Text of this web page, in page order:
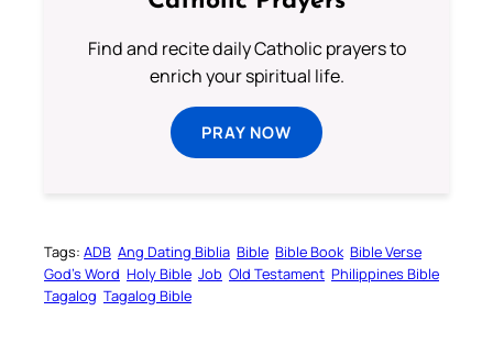
Find and recite daily Catholic prayers to
enrich your spiritual life.
PRAY NOW
Tags: ADB Ang Dating Biblia Bible Bible Book Bible Verse
God’s Word Holy Bible Job Old Testament Philippines Bible
Tagalog Tagalog Bible